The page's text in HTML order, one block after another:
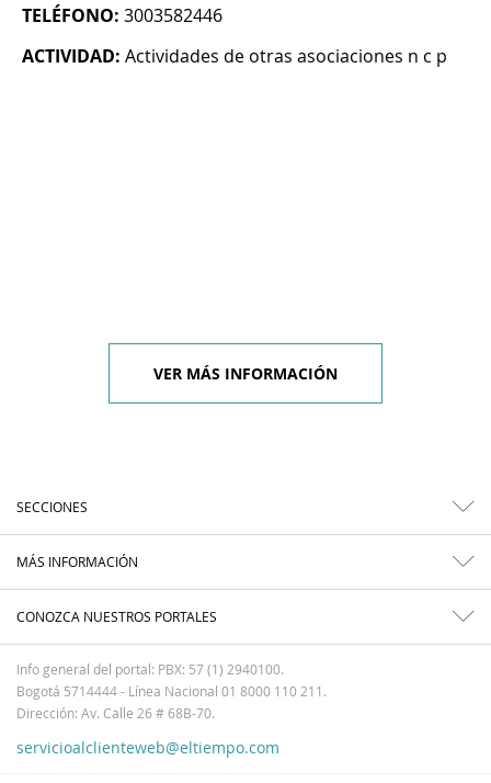
TELÉFONO: 3003582446
ACTIVIDAD: Actividades de otras asociaciones n c p
VER MÁS INFORMACIÓN
SECCIONES
MÁS INFORMACIÓN
CONOZCA NUESTROS PORTALES
Info general del portal: PBX: 57 (1) 2940100.
Bogotá 5714444 - Línea Nacional 01 8000 110 211.
Dirección: Av. Calle 26 # 68B-70.
servicioalclienteweb@eltiempo.com